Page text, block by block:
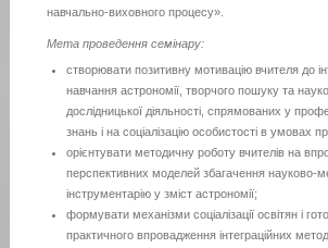
навчально-виховного процесу».
Мета проведення семінару:
створювати позитивну мотивацію вчителя до
навчання астрономії, творчого пошуку та
дослідницької діяльності, спрямованих у
знань і на соціалізацію особистості в умовах
орієнтувати методичну роботу вчителів на
перспективних моделей збагачення науково-
інструментарію у зміст астрономії;
формувати механізми соціалізації освітян і
практичного впровадження інтеграційних